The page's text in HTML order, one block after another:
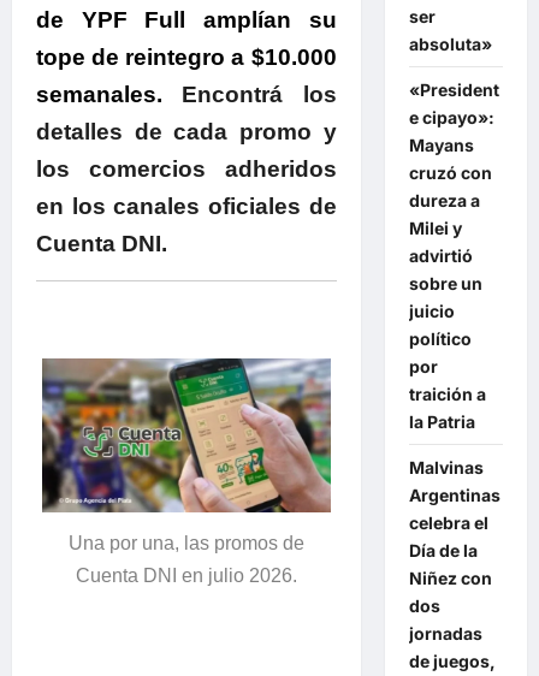
de YPF Full amplían su
tope de reintegro a $10.000
semanales. Encontrá los
detalles de cada promo y
los comercios adheridos
en los canales oficiales de
Cuenta DNI.
Una por una, las promos de
Cuenta DNI en julio 2026.
ser
absoluta»
«President
e cipayo»:
Mayans
cruzó con
dureza a
Milei y
advirtió
sobre un
juicio
político
por
traición a
la Patria
Malvinas
Argentinas
celebra el
Día de la
Niñez con
dos
jornadas
de juegos,